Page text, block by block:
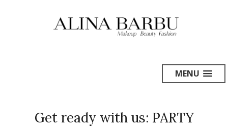
MENU
Get ready with us: PARTY